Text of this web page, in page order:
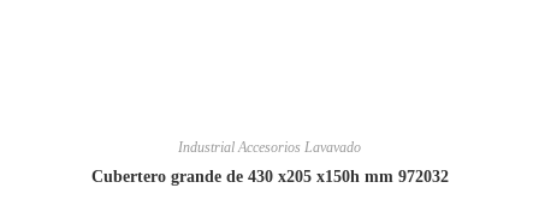
Industrial Accesorios Lavavado
Cubertero grande de 430 x205 x150h mm 972032